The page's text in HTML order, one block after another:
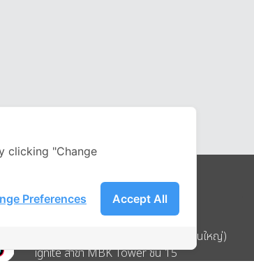
Address
บริษัท อิกไนท์ เอ สตาร์ จำกัด (สำนักงานใหญ่)
ignite สาขา MBK Tower ชั้น 15
clicking "Change
Accept All
Preferences